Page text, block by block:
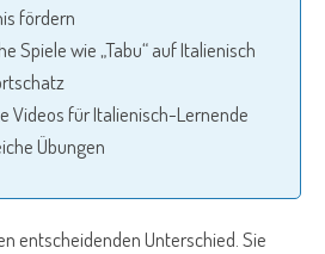
fördern
Spiele wie „Tabu“ auf Italienisch
Videos für Italienisch-Lernende
Übungen
entscheidenden Unterschied. Sie